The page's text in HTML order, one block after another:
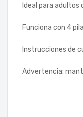
Ideal para adultos
Funciona con 4
Instrucciones de
Advertencia: